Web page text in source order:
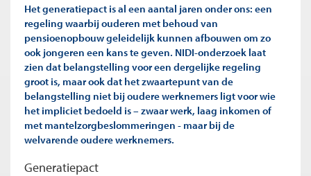
Het generatiepact is al een aantal jaren onder ons: een
regeling waarbij ouderen met behoud van
pensioenopbouw geleidelijk kunnen afbouwen om zo
ook jongeren een kans te geven. NIDI-onderzoek laat
zien dat belangstelling voor een dergelijke regeling
groot is, maar ook dat het zwaartepunt van de
belangstelling niet bij oudere werknemers ligt voor wie
het impliciet bedoeld is – zwaar werk, laag inkomen of
met mantelzorgbeslommeringen - maar bij de
welvarende oudere werknemers.
Generatiepact